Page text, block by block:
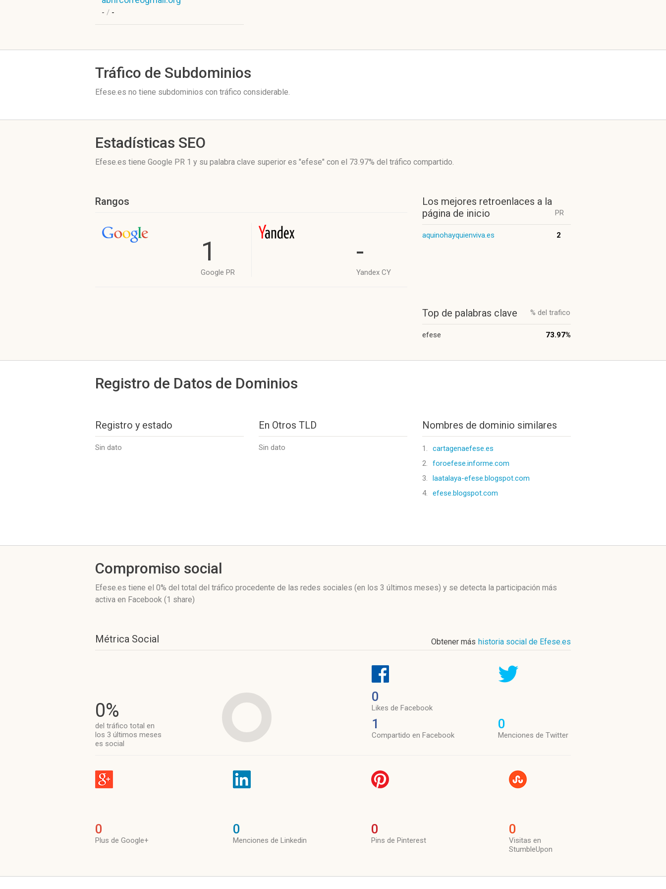
- / -
Tráfico de Subdominios
Efese.es no tiene subdominios con tráfico considerable.
Estadísticas SEO
Efese.es tiene Google PR 1 y su palabra clave superior es "efese" con el 73.97% del tráfico compartido.
Rangos
1
Google PR
-
Yandex CY
Los mejores retroenlaces a la
página de inicio
PR
aquinohayquienviva.es 2
Top de palabras clave % del trafico
efese 73.97%
Registro de Datos de Dominios
Registro y estado
Sin dato
En Otros TLD
Sin dato
Nombres de dominio similares
1.
cartagenaefese.es
2.
foroefese.informe.com
3.
laatalaya-efese.blogspot.com
4.
efese.blogspot.com
Compromiso social
Efese.es tiene el 0% del total del tráfico procedente de las redes sociales (en los 3 últimos meses) y se detecta la participación más
activa en Facebook (1 share)
Métrica Social Obtener más historia social de Efese.es
0%
del tráfico total en
los 3 últimos meses
es social
0
Likes de Facebook
1
Compartido en Facebook
0
Menciones de Twitter
0
Plus de Google+
0
Menciones de Linkedin
0
Pins de Pinterest
0
Visitas en
StumbleUpon